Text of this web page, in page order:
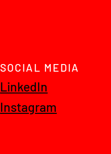
SOCIAL MEDIA
LinkedIn
Instagram